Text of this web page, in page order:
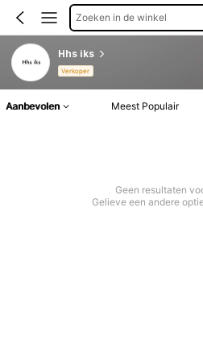
Zoeken in de winkel
Hhs iks
Verkoper
Aanbevolen Meest Populair
Geen resultaten
Gelieve een andere